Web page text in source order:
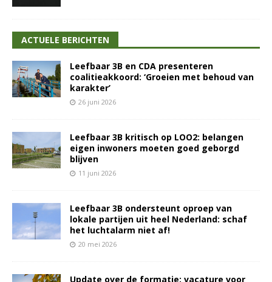
ACTUELE BERICHTEN
Leefbaar 3B en CDA presenteren
coalitieakkoord: ‘Groeien met behoud van
karakter’
26 juni 2026
Leefbaar 3B kritisch op LOO2: belangen
eigen inwoners moeten goed geborgd
blijven
11 juni 2026
Leefbaar 3B ondersteunt oproep van
lokale partijen uit heel Nederland: schaf
het luchtalarm niet af!
20 mei 2026
Update over de formatie: vacature voor